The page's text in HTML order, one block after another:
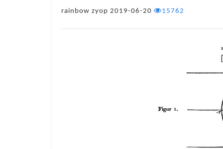
rainbow zyop 2019-06-20 15762